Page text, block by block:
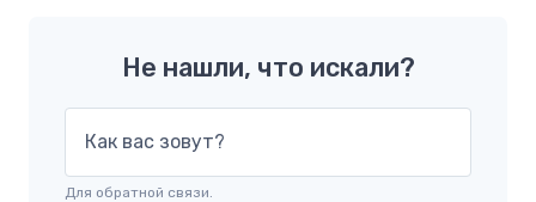
Не нашли, что искали?
Как вас зовут?
Для обратной связи.